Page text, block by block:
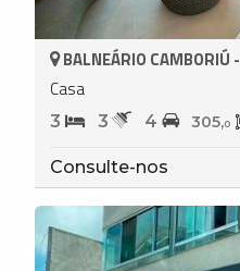
BALNEÁRIO CAMBORIÚ -
Casa
3 3 4 305,0
Consulte-nos